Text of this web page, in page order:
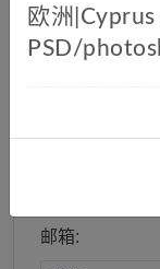
邮箱:
欧洲
PSD/